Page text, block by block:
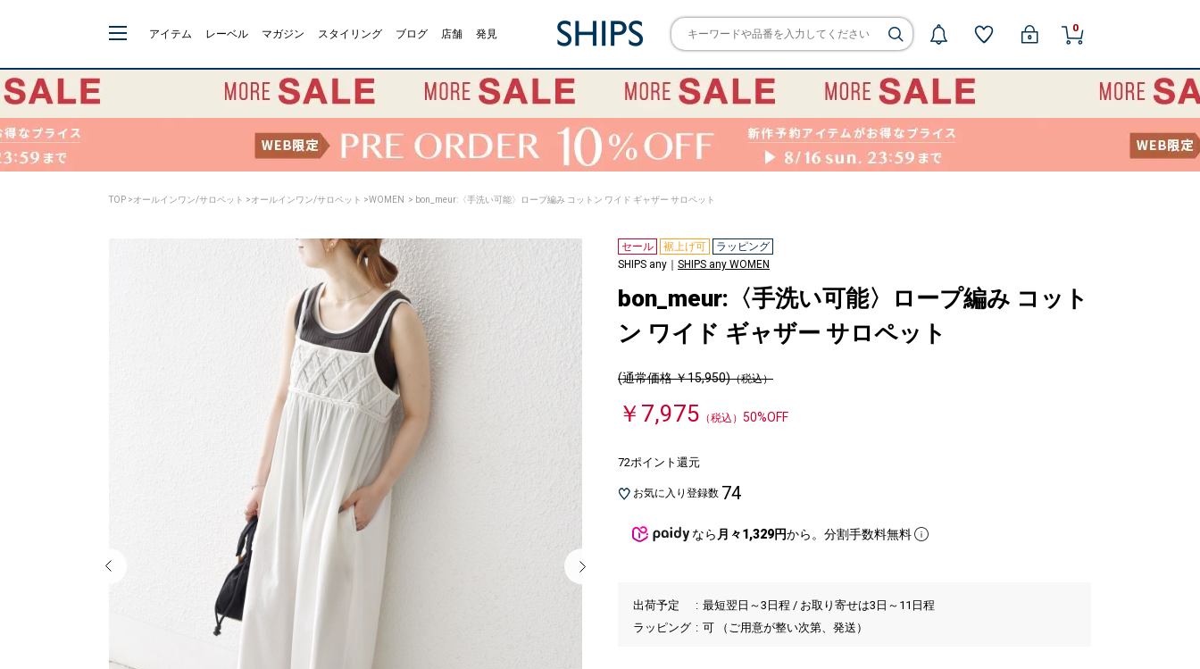
アイテム レーベル マガジン スタイリング ブログ 店舗 発見 0
TOP >オールインワン/サロペット >オールインワン/サロペット >WOMEN > bon_meur:〈手洗い可能〉ロープ編み コットン ワイド ギャザー サロペット
セール 裾上げ可
ラッピング
SHIPS any｜ SHIPS any WOMEN
bon_meur:〈手洗い可能〉ロープ編み コット
ン ワイド ギャザー サロペット
(通常価格 ￥15,950)（税込）
￥7,975 （税込） 50%OFF
72ポイント還元
お気に入り登録数 74
なら 月々1,329円から。分割手数料無料
出荷予定
最短翌日～3日程 / お取り寄せは3日～11日程
ラッピング
可 （ご用意が整い次第、発送）